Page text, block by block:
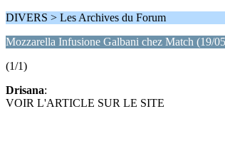
DIVERS > Les Archives du Forum
Mozzarella Infusione Galbani chez Match (19/
(1/1)
Drisana:
VOIR L'ARTICLE SUR LE SITE